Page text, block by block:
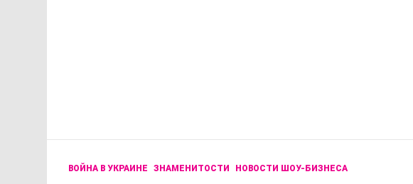
ВОЙНА В УКРАИНЕ ЗНАМЕНИТОСТИ НОВОСТИ ШОУ-БИЗНЕСА